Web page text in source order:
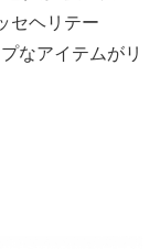
セヘリテー
なアイテムがリ